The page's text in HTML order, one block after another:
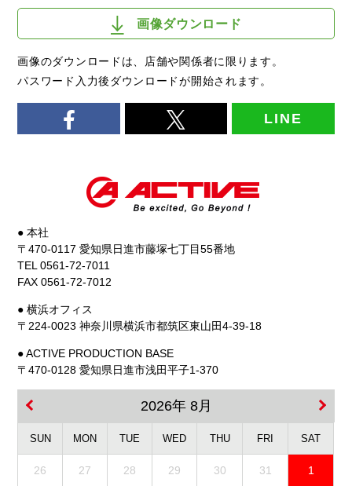
画像ダウンロード
画像のダウンロードは、店舗や関係者に限ります。
パスワード入力後ダウンロードが開始されます。
LINE
● 本社
〒470-0117 愛知県日進市藤塚七丁目55番地
TEL 0561-72-7011
FAX 0561-72-7012
● 横浜オフィス
〒224-0023 神奈川県横浜市都筑区東山田4-39-18
● ACTIVE PRODUCTION BASE
〒470-0128 愛知県日進市浅田平子1-370
2026年 8月
SUN MON TUE WED THU FRI SAT
26 27 28 29 30 31 1